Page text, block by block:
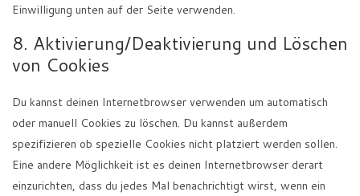
Einwilligung unten auf der Seite verwenden.
8. Aktivierung/Deaktivierung und Löschen
von Cookies
Du kannst deinen Internetbrowser verwenden um automatisch
oder manuell Cookies zu löschen. Du kannst außerdem
spezifizieren ob spezielle Cookies nicht platziert werden sollen.
Eine andere Möglichkeit ist es deinen Internetbrowser derart
einzurichten, dass du jedes Mal benachrichtigt wirst, wenn ein